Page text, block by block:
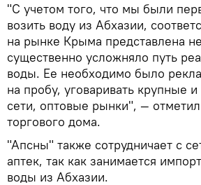
"С учетом того, что мы были
возить воду из Абхазии,
на рынке Крыма представлена
существенно усложняло путь
воды. Ее необходимо было
на пробу, уговаривать крупные
сети, оптовые рынки", —
торгового дома.
"Апсны" также сотрудничает с
аптек, так как занимается
воды из Абхазии.